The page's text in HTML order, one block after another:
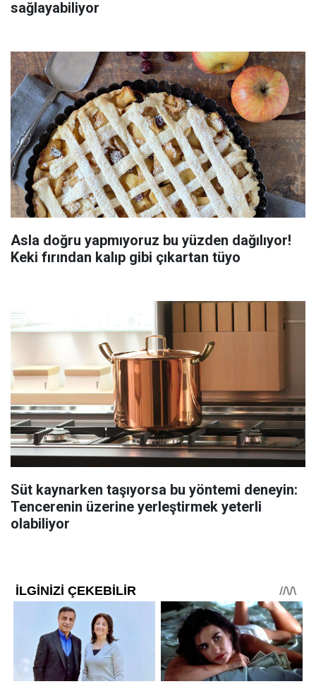
sağlayabiliyor
Asla doğru yapmıyoruz bu yüzden dağılıyor!
Keki fırından kalıp gibi çıkartan tüyo
Süt kaynarken taşıyorsa bu yöntemi deneyin:
Tencerenin üzerine yerleştirmek yeterli
olabiliyor